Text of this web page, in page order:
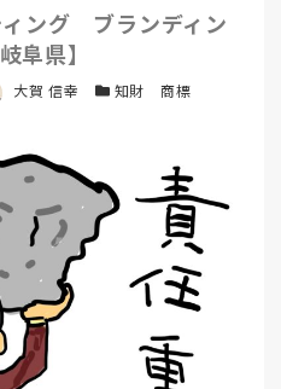
ング ブランディン
阜県】
大賀 信幸 カテゴリー
知財 商標